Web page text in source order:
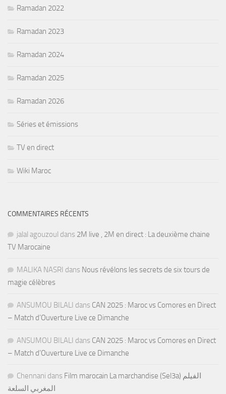
Ramadan 2022
Ramadan 2023
Ramadan 2024
Ramadan 2025
Ramadan 2026
Séries et émissions
TV en direct
Wiki Maroc
COMMENTAIRES RÉCENTS
jalal agouzoul dans 2M live , 2M en direct : La deuxième chaine
TV Marocaine
MALIKA NASRI dans Nous révélons les secrets de six tours de
magie célèbres
ANSUMOU BILALI dans CAN 2025 : Maroc vs Comores en Direct
– Match d’Ouverture Live ce Dimanche
ANSUMOU BILALI dans CAN 2025 : Maroc vs Comores en Direct
– Match d’Ouverture Live ce Dimanche
Chennani dans Film marocain La marchandise (Sel3a) الفيلم
المغربي السلعة